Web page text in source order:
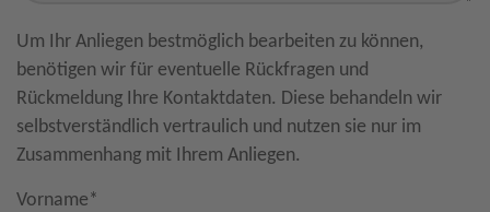
Um Ihr Anliegen bestmöglich bearbeiten zu können,
benötigen wir für eventuelle Rückfragen und
Rückmeldung Ihre Kontaktdaten. Diese behandeln wir
selbstverständlich vertraulich und nutzen sie nur im
Zusammenhang mit Ihrem Anliegen.
Vorname*